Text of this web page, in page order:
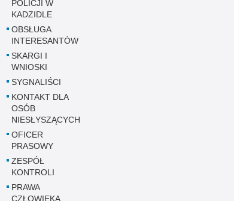
POLICJI W
KADZIDLE
OBSŁUGA
INTERESANTÓW
SKARGI I
WNIOSKI
SYGNALIŚCI
KONTAKT DLA
OSÓB
NIESŁYSZĄCYCH
OFICER
PRASOWY
ZESPÓŁ
KONTROLI
PRAWA
CZŁOWIEKA